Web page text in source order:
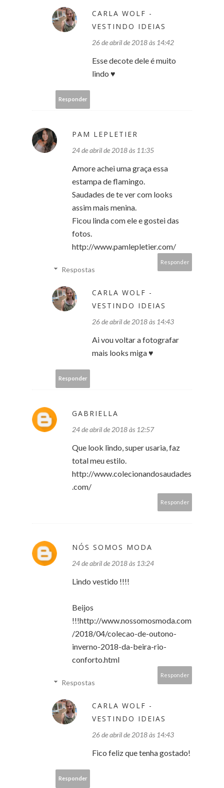
CARLA WOLF -
VESTINDO IDEIAS
26 de abril de 2018 às 14:42
Esse decote dele é muito
lindo ♥
Responder
PAM LEPLETIER
24 de abril de 2018 às 11:35
Amore achei uma graça essa
estampa de flamingo.
Saudades de te ver com looks
assim mais menina.
Ficou linda com ele e gostei das
fotos.
http://www.pamlepletier.com/
Responder
Respostas
CARLA WOLF -
VESTINDO IDEIAS
26 de abril de 2018 às 14:43
Ai vou voltar a fotografar
mais looks miga ♥
Responder
GABRIELLA
24 de abril de 2018 às 12:57
Que look lindo, super usaria, faz
total meu estilo.
http://www.colecionandosaudades
.com/
Responder
NÓS SOMOS MODA
24 de abril de 2018 às 13:24
Lindo vestido !!!!
Beijos
!!!http://www.nossomosmoda.com
/2018/04/colecao-de-outono-
inverno-2018-da-beira-rio-
conforto.html
Responder
Respostas
CARLA WOLF -
VESTINDO IDEIAS
26 de abril de 2018 às 14:43
Fico feliz que tenha gostado!
Responder